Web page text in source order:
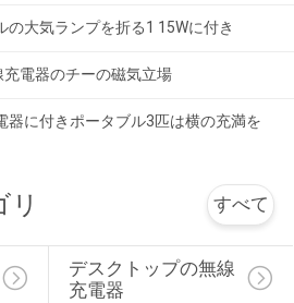
の大気ランプを折る1 15Wに付き
電器のチーの磁気立場
器に付きポータブル3匹は横の充満を
リ すべて
デスクトップの無線
充電器